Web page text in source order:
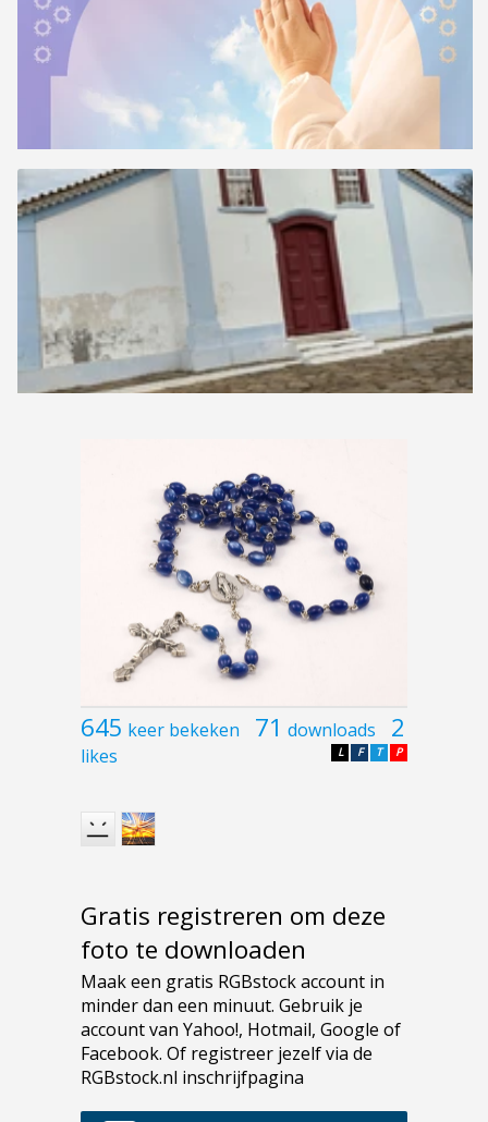
645 keer bekeken 71 downloads 2
likes P
T
F
L
Gratis registreren om deze
foto te downloaden